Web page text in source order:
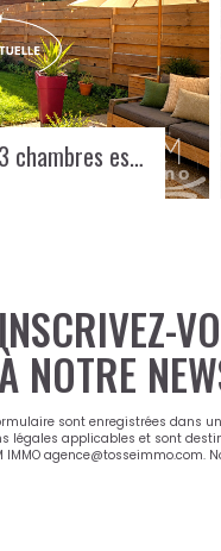
Appartement duplex 3 chambres esprit maison de ville avec jardin - Centre de Tosse
INSCRIVEZ-
À NOTRE
sont enregistrées dans
légales applicables et sont